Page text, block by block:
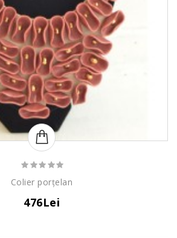
Colier porțelan
476Lei